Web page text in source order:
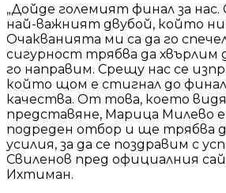
„Дойде големият финал за нас.
най-важният двубой, който
Очакванията ми са да го
сигурност трябва да хвърлим
го направим. Срещу нас се
който щом е стигнал до
качества. От това, което
представяне, Марица Милево
подреден отбор и ще трябва
усилия, за да се поздравим с
Свиленов пред официалния
Ихтиман.